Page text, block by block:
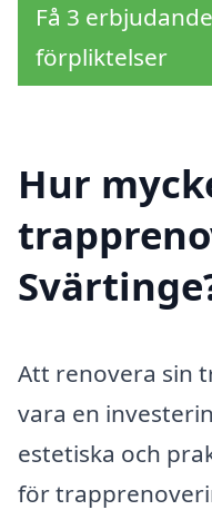
Få 3
förpliktelser
Hur
Att renovera sin
vara en
estetiska och
för